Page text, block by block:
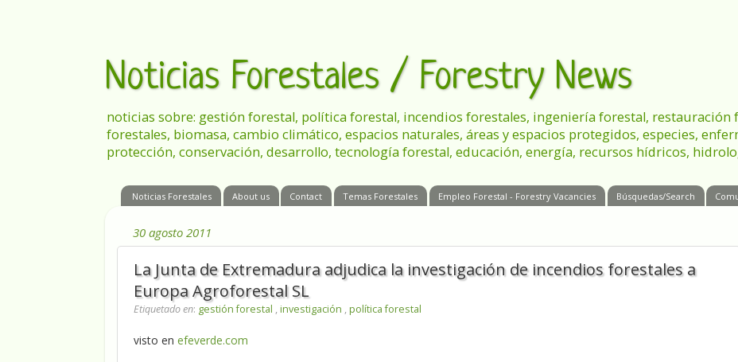
Noticias Forestales / Forestry News
noticias sobre: gestión forestal, política forestal, incendios forestales, ingeniería forestal, restauración
forestales, biomasa, cambio climático, espacios naturales, áreas y espacios protegidos, especies,
protección, conservación, desarrollo, tecnología forestal, educación, energía, recursos hídricos,
Noticias Forestales About us Contact Temas Forestales Empleo Forestal - Forestry Vacancies Búsquedas/Search
30 agosto 2011
La Junta de Extremadura adjudica la investigación de incendios forestales a
Europa Agroforestal SL
Etiquetado en: gestión forestal , investigación , política forestal
visto en efeverde.com